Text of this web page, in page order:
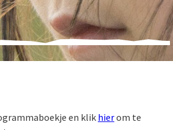
en klik hierom te